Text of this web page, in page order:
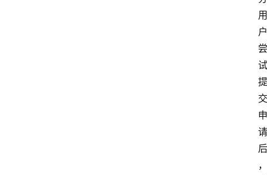
用
户
尝
试
提
交
申
请
后
，